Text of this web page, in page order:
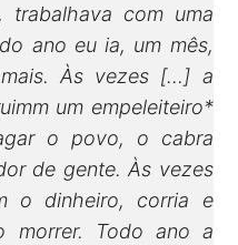
trabalhava com uma
ano eu ia, um mês,
Às vezes […] a
um empeleiteiro*
o povo, o cabra
de gente. Às vezes
o dinheiro, corria e
morrer. Todo ano a